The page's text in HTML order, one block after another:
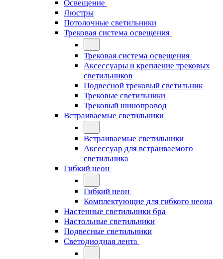
Освещение
Люстры
Потолочные светильники
Трековая система освещения
Трековая система освещения
Аксессуары и крепление трековых
светильников
Подвесной трековый светильник
Трековые светильники
Трековый шинопровод
Встраиваемые светильники
Встраиваемые светильники
Аксессуар для встраиваемого
светильника
Гибкий неон
Гибкий неон
Комплектующие для гибкого неона
Настенные светильники бра
Настольные светильники
Подвесные светильники
Светодиодная лента